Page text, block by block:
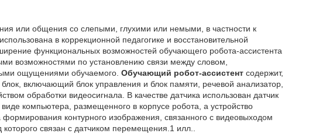
или общения со слепыми, глухими или немыми, в частности к
в коррекционной педагогике и восстановительной
функциональных возможностей обучающего робота-ассистента
возможностями по установлению связи между словом,
ощущениями обучаемого. Обучающий робот-ассистентсодержит,
включающий блок управления и блок памяти, речевой анализатор,
обработки видеосигнала. В качестве датчика использован датчик
компьютера, размещенного в корпусе робота, а устройство
контурного изображения, связанного с видеовыходом
связан с датчиком перемещения.1 илл..